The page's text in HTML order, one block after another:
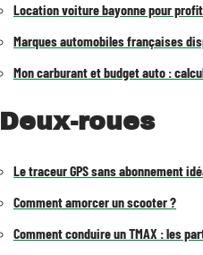
Location voiture bayonne pour
Marques automobiles françaises
Mon carburant et budget auto :
Deux-roues
Le traceur GPS sans abonnement
Comment amorcer un scooter ?
Comment conduire un TMAX : les